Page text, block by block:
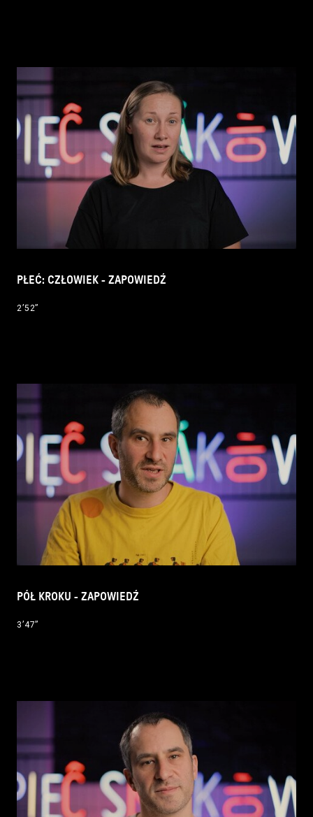
PŁEĆ: CZŁOWIEK - ZAPOWIEDŹ
2’52’’
PÓŁ KROKU - ZAPOWIEDŹ
3’47’’